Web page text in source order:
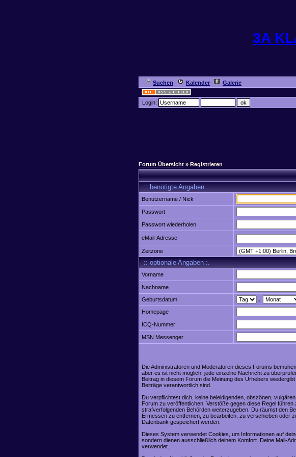
3A
Suchen Kalender Galerie
Login:
Forum Übersicht » Registrieren
:: benötigte Angaben :.
Benutzername / Nick
Passwort
Passwort wiederholen
eMail-Adresse
Zeitzone
:: optionale Angaben :.
Vorname
Nachname
Geburtsdatum
.
Homepage
ICQ-Nummer
MSN Messenger
Die Administratoren und Moderatoren dieses Forums
aber es ist nicht möglich, jede einzelne Nachricht zu
Beitrag in diesem Forum die Meinung des Urhebers
Beiträge verantwortlich sind.
Du verpflichtest dich, keine beleidigenden, obszönen,
Forum zu veröffentlichen. Verstöße gegen diese Regel
strafverfolgenden Behörden weiterzugeben. Du räumst den
Ermessen zu entfernen, zu bearbeiten, zu verschieben oder
Datenbank gespeichert werden.
Dieses System verwendet Cookies, um Informationen auf
sondern dienen ausschließlich deinem Komfort. Deine Mail-
verwendet.